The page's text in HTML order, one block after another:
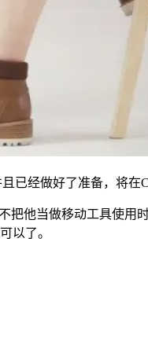
已经做好了准备，将
他当做移动工具使
以了。